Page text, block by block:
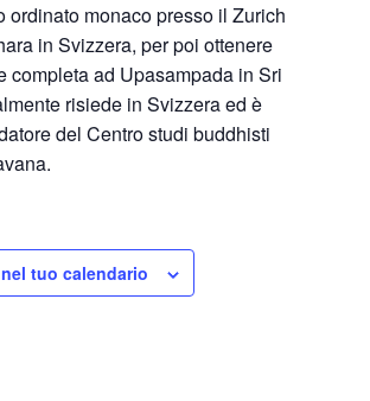
ordinato monaco presso il Zurich
in Svizzera, per poi ottenere
completa ad Upasampada in Sri
risiede in Svizzera ed è
del Centro studi buddhisti
tuo calendario